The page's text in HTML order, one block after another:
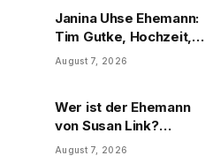
Janina Uhse Ehemann:
Tim Gutke, Hochzeit,
Sohn und Familie
August 7, 2026
Wer ist der Ehemann
von Susan Link?
Wolfgang Link, Beruf
August 7, 2026